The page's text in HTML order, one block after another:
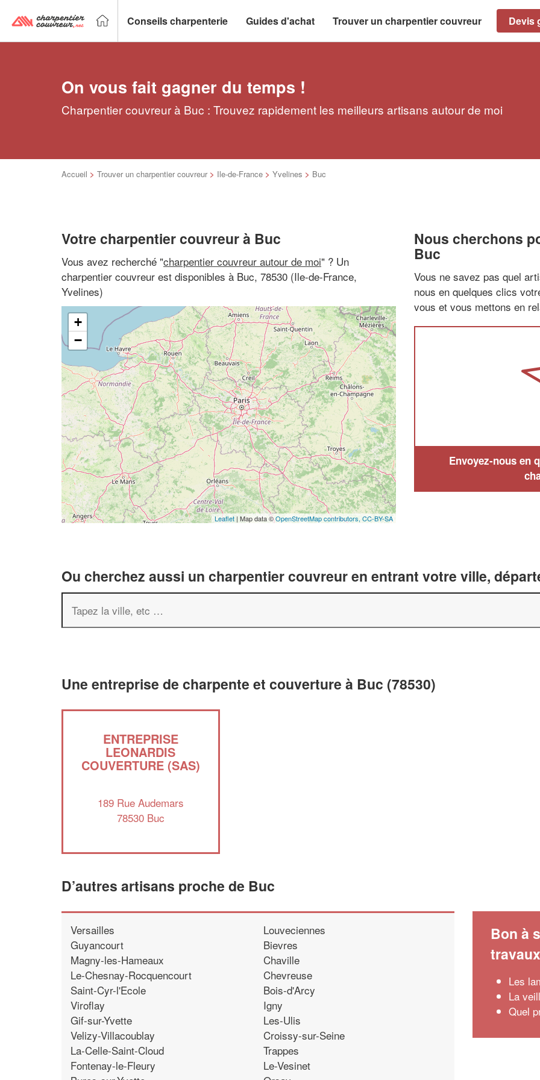
Conseils charpenterie Guides d'achat Trouver un charpentier couvreur Devis
On vous fait gagner du temps !
Charpentier couvreur à Buc : Trouvez rapidement les meilleurs artisans autour de moi
Accueil > Trouver un charpentier couvreur > Ile-de-France > Yvelines > Buc
Votre charpentier couvreur à Buc
Vous avez recherché "charpentier couvreur autour de moi" ? Un
charpentier couvreur est disponibles à Buc, 78530 (Ile-de-France,
Yvelines)
+
−
Leaflet | Map data ©OpenStreetMap contributors, CC-BY-SA
Nous cherchons
Buc
Vous ne savez pas quel
nous en quelques clics
vous et vous mettons en
Envoyez-nous en
Ou cherchez aussi un charpentier couvreur en entrant votre ville,
Une entreprise de charpente et couverture à Buc (78530)
ENTREPRISE
LEONARDIS
COUVERTURE (SAS)
189 Rue Audemars
78530 Buc
D’autres artisans proche de Buc
Versailles
Guyancourt
Magny-les-Hameaux
Le-Chesnay-Rocquencourt
Saint-Cyr-l'Ecole
Viroflay
Gif-sur-Yvette
Velizy-Villacoublay
La-Celle-Saint-Cloud
Fontenay-le-Fleury
Louveciennes
Bievres
Chaville
Chevreuse
Bois-d'Arcy
Igny
Les-Ulis
Croissy-sur-Seine
Trappes
Le-Vesinet
Bon à
travaux
Les
La
Quel